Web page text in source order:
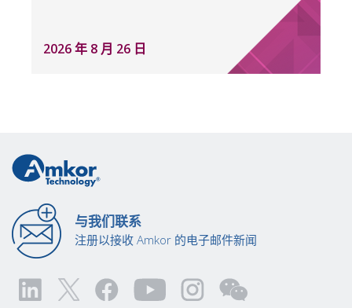
2026 年 8 月 26 日
与我们联系
注册以接收 Amkor 的电子邮件新闻